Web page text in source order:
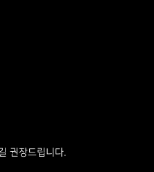
권장드립니다.